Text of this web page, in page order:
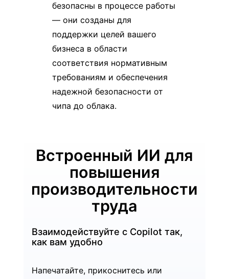
безопасны в процессе работы
— они созданы для
поддержки целей вашего
бизнеса в области
соответствия нормативным
требованиям и обеспечения
надежной безопасности от
чипа до облака.
Встроенный ИИ для
повышения
производительности
труда
Взаимодействуйте с Copilot так,
как вам удобно
Напечатайте, прикоснитесь или